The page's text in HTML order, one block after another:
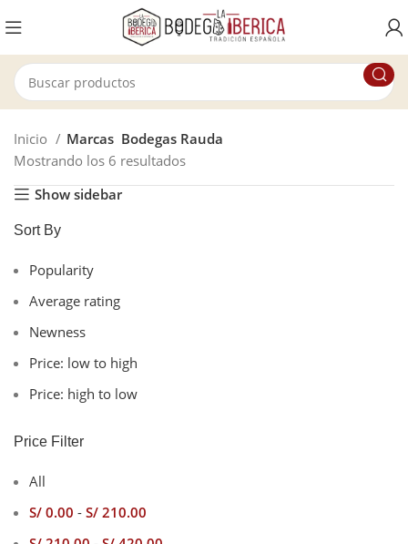
Inicio Marcas Bodegas Rauda
Mostrando los 6 resultados
Show sidebar
Sort By
Popularity
Average rating
Newness
Price: low to high
Price: high to low
Price Filter
All
S/ 0.00 - S/ 210.00